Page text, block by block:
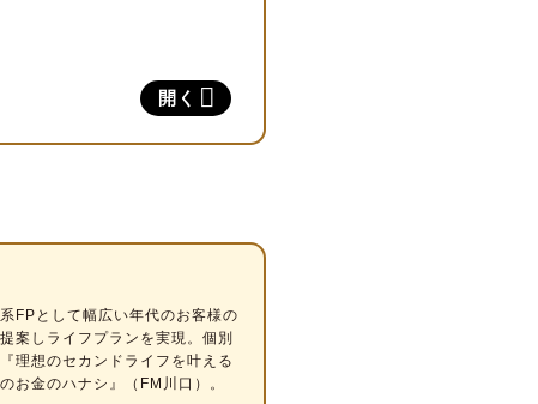
開く
FPとして幅広い年代のお客様の
案しライフプランを実現。個別
理想のセカンドライフを叶える
お金のハナシ』（FM川口）。